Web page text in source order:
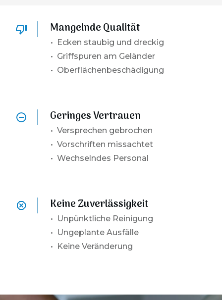
Mangelnde Qualität
• Ecken staubig und dreckig
• Griffspuren am Geländer
• Oberflächenbeschädigung
Geringes Vertrauen
•Versprechen gebrochen
• Vorschriften missachtet
• Wechselndes Personal
Keine Zuverlässigkeit
• Unpünktliche Reinigung
• Ungeplante Ausfälle
• Keine Veränderung